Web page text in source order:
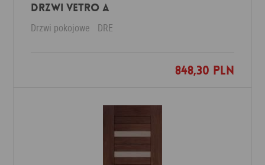
Drzwi Vetro A
Drzwi pokojowe DRE
848,30 PLN
Dodaj do ulubionych